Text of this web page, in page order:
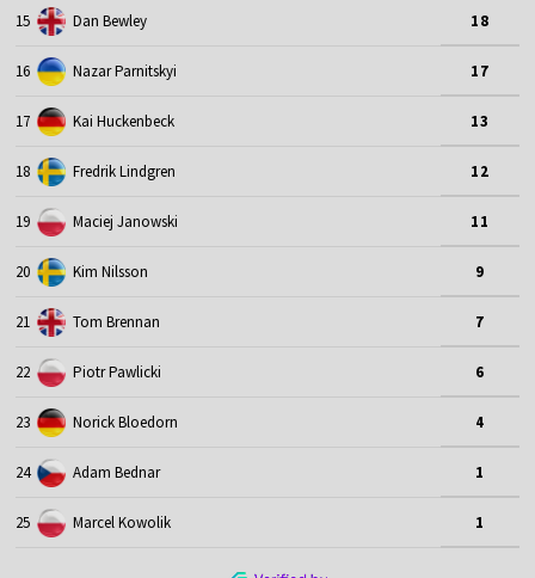
15 Dan Bewley 18
16 Nazar Parnitskyi 17
17 Kai Huckenbeck 13
18 Fredrik Lindgren 12
19 Maciej Janowski 11
20 Kim Nilsson 9
21 Tom Brennan 7
22 Piotr Pawlicki 6
23 Norick Bloedorn 4
24 Adam Bednar 1
25 Marcel Kowolik 1